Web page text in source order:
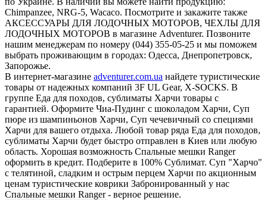
Chimpanzee, NRG-5, Wacaco. Посмотрите и закажите также
АКСЕССУАРЫ ДЛЯ ЛОДОЧНЫХ МОТОРОВ, ЧЕХЛЫ ДЛЯ
ЛОДОЧНЫХ МОТОРОВ в магазине Adventurer. Позвоните
нашим менеджерам по номеру (044) 355-05-25 и мы поможем
выбрать проживающим в городах: Одесса, Днепропетровск,
Запорожье.
В интернет-магазине adventurer.com.ua найдете туристические
товары от надежных компаний 3F UL Gear, X-SOCKS. В
группе Еда для походов, сублиматы Харчи товары с
гарантией. Оформите Чиа-Пудинг с шоколадом Харчи, Суп
пюре из шампиньонов Харчи, Суп чечевичный со специями
Харчи для вашего отдыха. Любой товар ряда Еда для походов,
сублиматы Харчи будет быстро отправлен в Киев или любую
область. Хорошая возможность Спальные мешки Ranger
оформить в кредит. Подберите в 100% Сублимат. Суп "Харчо"
с телятиной, сладким и острым перцем Харчи по акционным
ценам туристические коврики Забронированный у нас
Спальные мешки Ranger - верное решение.